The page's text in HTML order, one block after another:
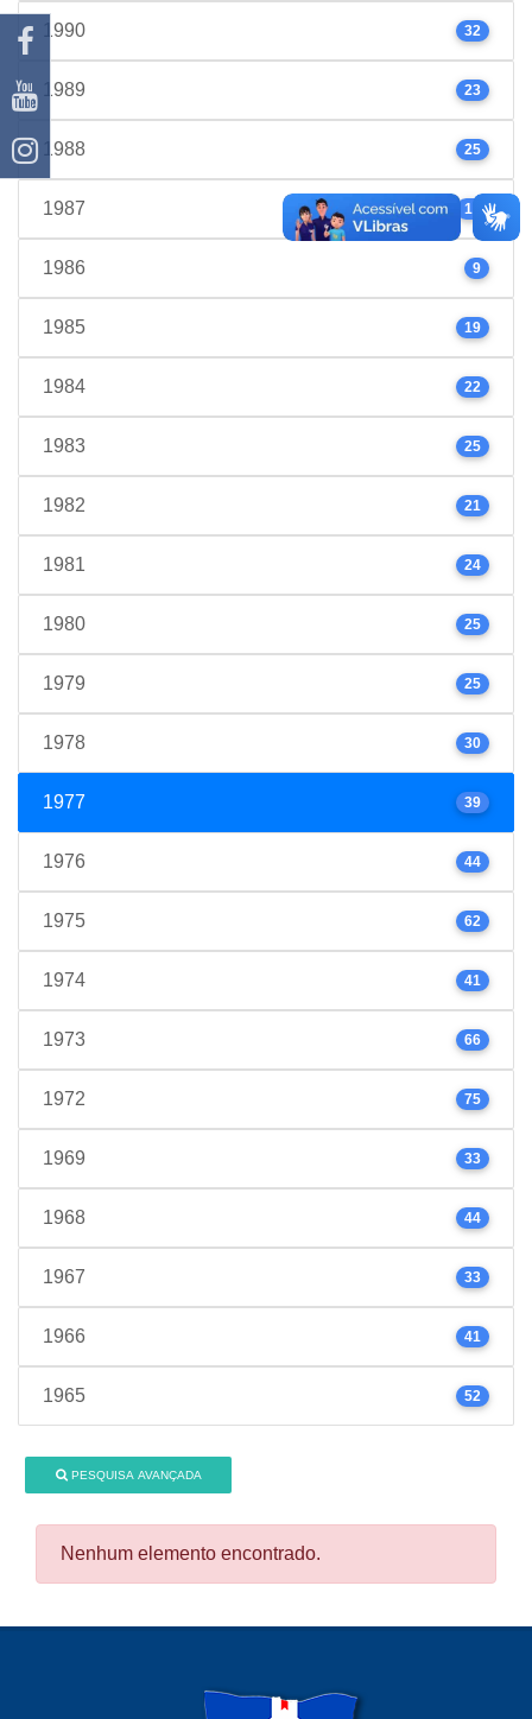
1990 32
1989 23
1988 25
1987 17
1986 9
1985 19
1984 22
1983 25
1982 21
1981 24
1980 25
1979 25
1978 30
1977 39
1976 44
1975 62
1974 41
1973 66
1972 75
1969 33
1968 44
1967 33
1966 41
1965 52
PESQUISA AVANÇADA
Nenhum elemento encontrado.